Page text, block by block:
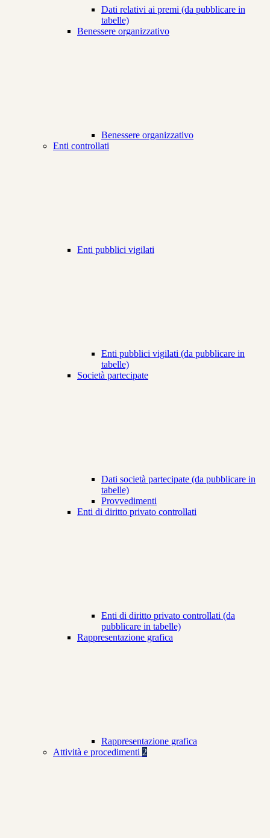
Dati relativi ai premi (da pubblicare in
tabelle)
Benessere organizzativo
Benessere organizzativo
Enti controllati
Enti pubblici vigilati
Enti pubblici vigilati (da pubblicare in
tabelle)
Società partecipate
Dati società partecipate (da pubblicare in
tabelle)
Provvedimenti
Enti di diritto privato controllati
Enti di diritto privato controllati (da
pubblicare in tabelle)
Rappresentazione grafica
Rappresentazione grafica
Attività e procedimenti 2